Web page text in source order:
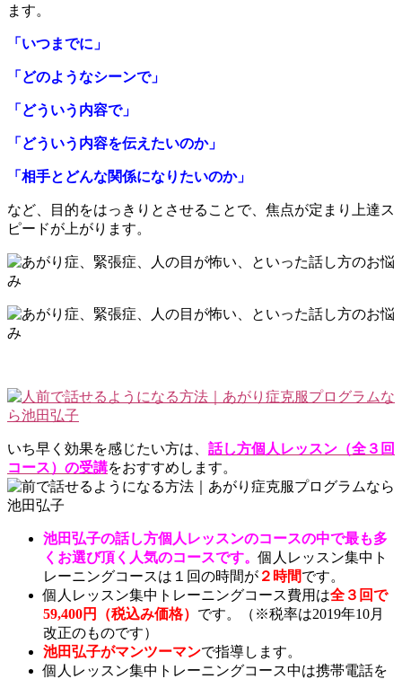
ます。
「いつまでに」
「どのようなシーンで」
「どういう内容で」
「どういう内容を伝えたいのか」
「相手とどんな関係になりたいのか」
など、目的をはっきりとさせることで、焦点が定まり上達ス
ピードが上がります。
いち早く効果を感じたい方は、 話し方個人レッスン（全３回
コース）の受講をおすすめします。
池田弘子の話し方個人レッスンのコースの中で最も多
くお選び頂く人気のコースです。個人レッスン集中ト
レーニングコースは１回の時間が ２時間です。
個人レッスン集中トレーニングコース費用は全３回で
59,400円（税込み価格） です。（※税率は2019年10月
改正のものです）
池田弘子がマンツーマンで指導します。
個人レッスン集中トレーニングコース中は携帯電話を